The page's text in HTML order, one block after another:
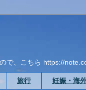
で、こちら https://
旅行 妊娠・海